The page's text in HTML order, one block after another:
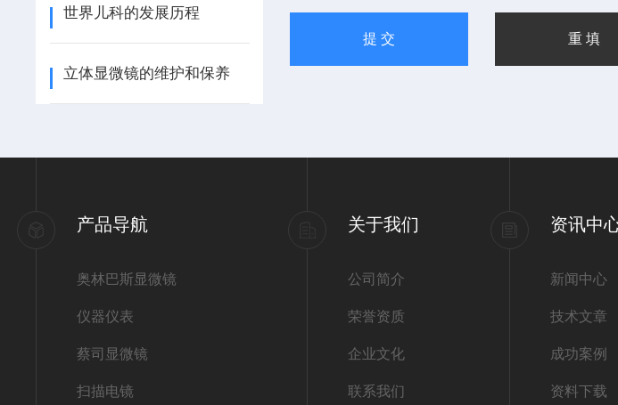
世界儿科的发展历程
立体显微镜的维护和保养
产品导航
奥林巴斯显微镜
仪器仪表
蔡司显微镜
扫描电镜
关于我们
公司简介
荣誉资质
企业文化
联系我们
资讯中
新闻中心
技术文章
成功案例
资料下载